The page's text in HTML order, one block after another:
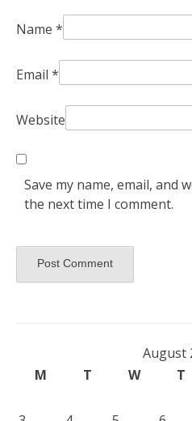
Name *
Email *
Website
Save my name, email, and
the next time I comment.
August
M
T W T